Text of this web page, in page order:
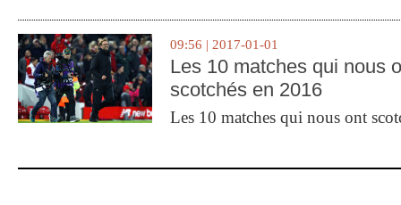
09:56 | 2017-01-01
Les 10 matches qui nous
scotchés en 2016
Les 10 matches qui nous ont